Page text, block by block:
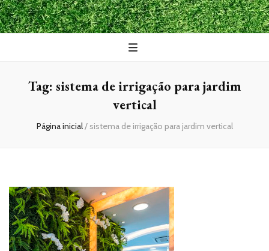
Maxx Gramas
Blog
Tag: sistema de irrigação para jardim
vertical
Página inicial/ sistema de irrigação para jardim vertical